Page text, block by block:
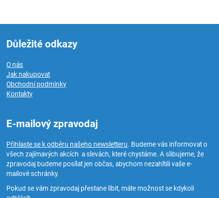
Důležité odkazy
O nás
Jak nakupovat
Obchodní podmínky
Kontakty
E-mailový zpravodaj
Přihlaste se k odběru našeho newsletteru. Budeme vás informovat o
všech zajímavých akcích a slevách, které chystáme. A slibujeme, že
zpravodaj budeme posílat jen občas, abychom nezahltili vaše e-
mailové schránky.
Pokud se vám zpravodaj přestane líbit, máte možnost se kdykoli